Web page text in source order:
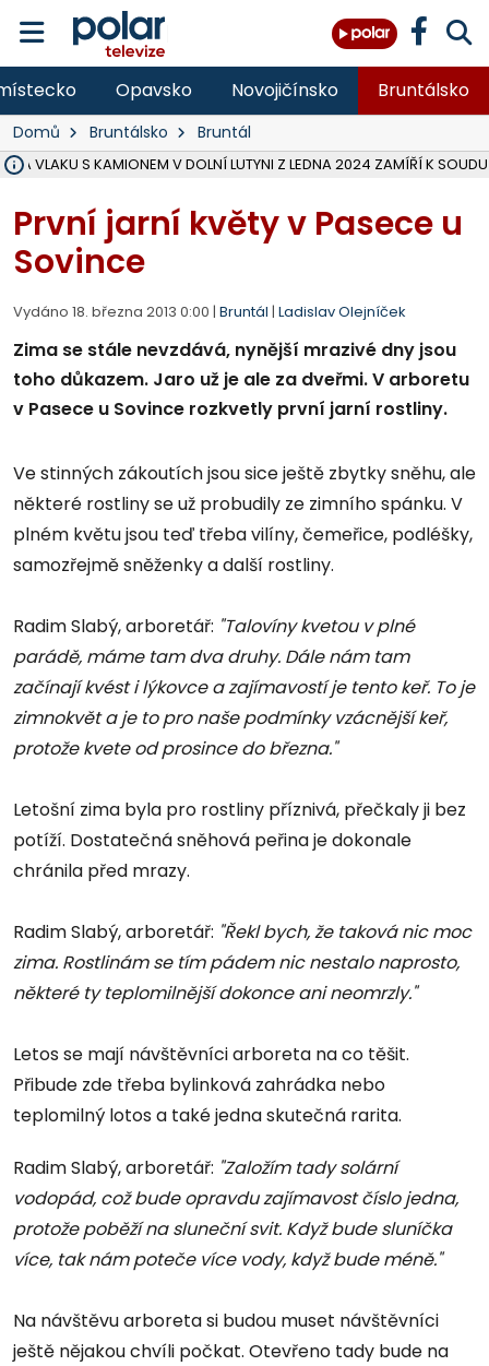
Opavsko Novojičínsko Bruntálsko
Domů Bruntálsko Bruntál
VLAKU S KAMIONEM V DOLNÍ LUTYNI Z LEDNA 2024 ZAMÍŘÍ K SOUDU
První jarní květy v Pasece u
Sovince
Vydáno 18. března 2013 0:00 | Bruntál | Ladislav Olejníček
Zima se stále nevzdává, nynější mrazivé dny jsou
toho důkazem. Jaro už je ale za dveřmi. V arboretu
v Pasece u Sovince rozkvetly první jarní rostliny.
Ve stinných zákoutích jsou sice ještě zbytky sněhu, ale
některé rostliny se už probudily ze zimního spánku. V
plném květu jsou teď třeba vilíny, čemeřice, podléšky,
samozřejmě sněženky a další rostliny.
Radim Slabý, arboretář: "Talovíny kvetou v plné
parádě, máme tam dva druhy. Dále nám tam
začínají kvést i lýkovce a zajímavostí je tento keř. To je
zimnokvět a je to pro naše podmínky vzácnější keř,
protože kvete od prosince do března."
Letošní zima byla pro rostliny příznivá, přečkaly ji bez
potíží. Dostatečná sněhová peřina je dokonale
chránila před mrazy.
Radim Slabý, arboretář: "Řekl bych, že taková nic moc
zima. Rostlinám se tím pádem nic nestalo naprosto,
některé ty teplomilnější dokonce ani neomrzly."
Letos se mají návštěvníci arboreta na co těšit.
Přibude zde třeba bylinková zahrádka nebo
teplomilný lotos a také jedna skutečná rarita.
Radim Slabý, arboretář: "Založím tady solární
vodopád, což bude opravdu zajímavost číslo jedna,
protože poběží na sluneční svit. Když bude sluníčka
více, tak nám poteče více vody, když bude méně."
Na návštěvu arboreta si budou muset návštěvníci
ještě nějakou chvíli počkat. Otevřeno tady bude na